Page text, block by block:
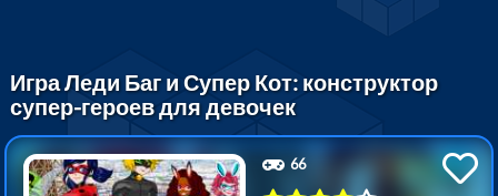
Игра Леди Баг и Супер Кот: конструктор
супер-героев для девочек
66